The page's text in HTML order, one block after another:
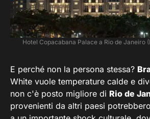
Hotel Copacabana Palace a Rio de Janeiro
E perché non la persona stessa?
White vuole temperature calde e
non c'è posto migliore di Rio de
provenienti da altri paesi